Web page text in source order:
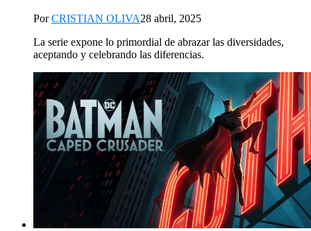
PorCRISTIAN OLIVA28 abril, 2025
La serie expone lo primordial de abrazar las diversidades,
aceptando y celebrando las diferencias.